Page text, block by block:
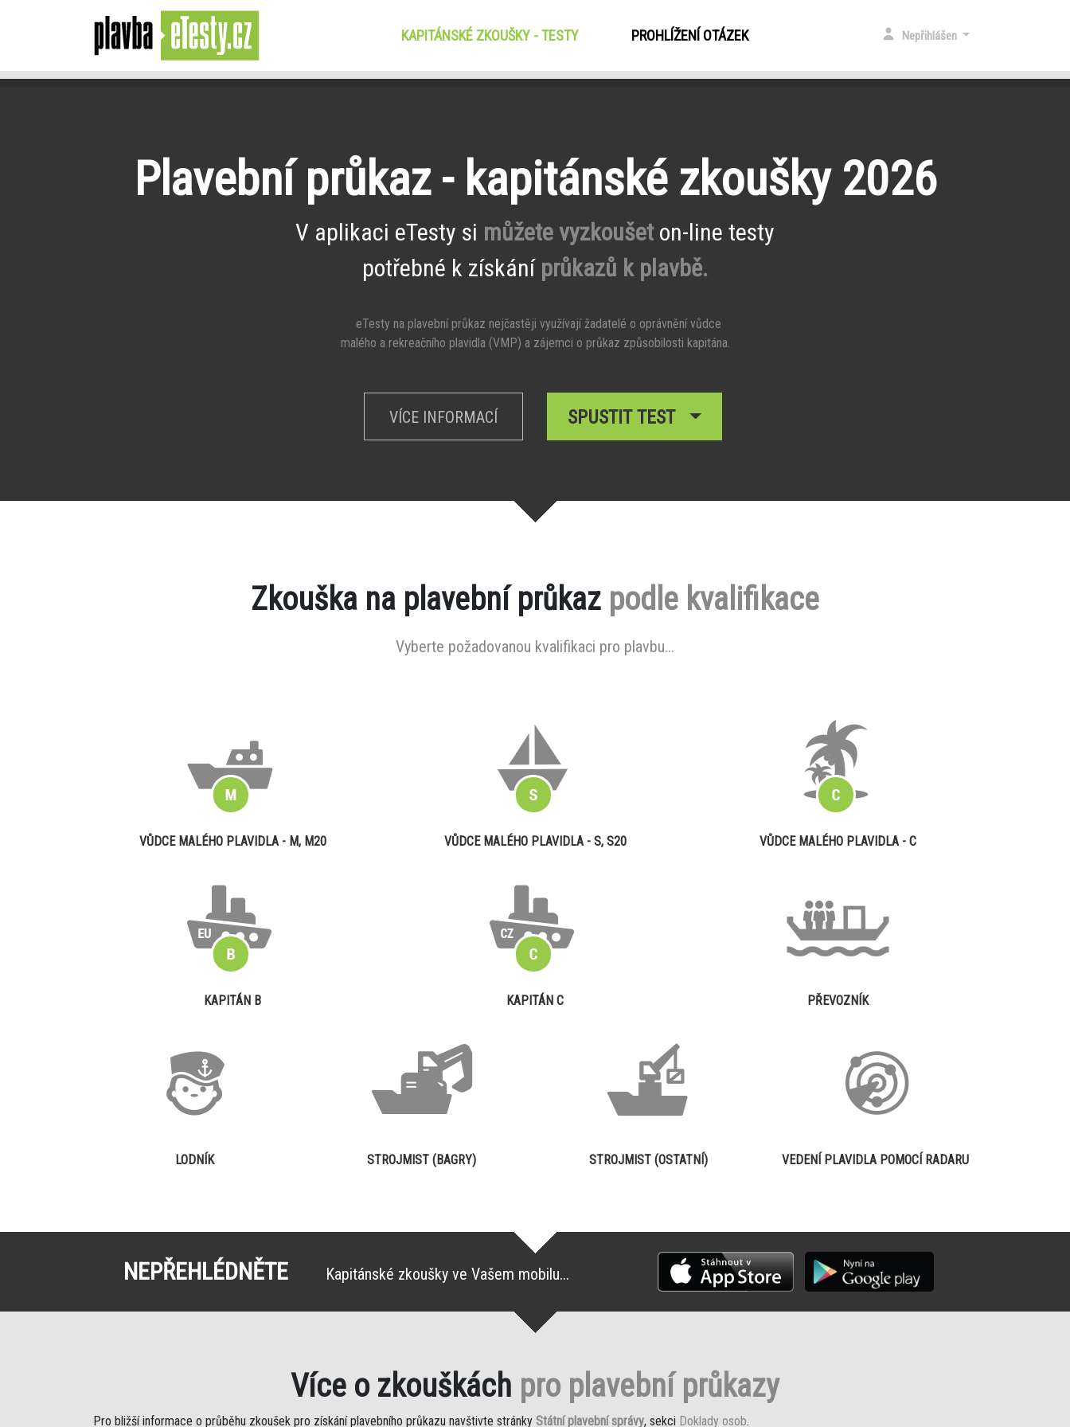
KAPITÁNSKÉ ZKOUŠKY - TESTY(CURRENT)PROHLÍŽENÍ OTÁZEK Nepřihlášen
Plavební průkaz - kapitánské zkoušky 2026
V aplikaci eTesty si můžete vyzkoušet on-line testy
potřebné k získání průkazů k plavbě.
eTesty na plavební průkaz nejčastěji využívají žadatelé o oprávnění vůdce
malého a rekreačního plavidla (VMP) a zájemci o průkaz způsobilosti kapitána.
VÍCE INFORMACÍ SPUSTIT TEST
Zkouška na plavební průkaz podle kvalifikace
Vyberte požadovanou kvalifikaci pro plavbu...
VŮDCE MALÉHO PLAVIDLA - M, M20 VŮDCE MALÉHO PLAVIDLA - S, S20 VŮDCE MALÉHO PLAVIDLA - C
KAPITÁN B KAPITÁN C PŘEVOZNÍK
LODNÍK STROJMIST (BAGRY) STROJMIST (OSTATNÍ) VEDENÍ PLAVIDLA POMOCÍ RADARU
NEPŘEHLÉDNĚTE Kapitánské zkoušky ve Vašem mobilu...
Více o zkouškách pro plavební průkazy
Pro bližší informace o průběhu zkoušek pro získání plavebního průkazu navštivte stránky Státní plavební správy, sekci Doklady osob.